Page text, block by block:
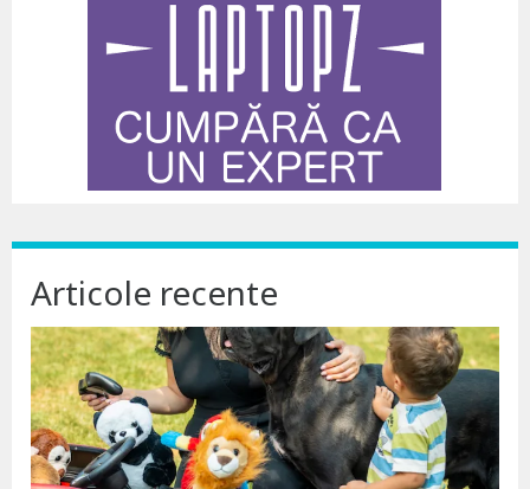
Articole recente